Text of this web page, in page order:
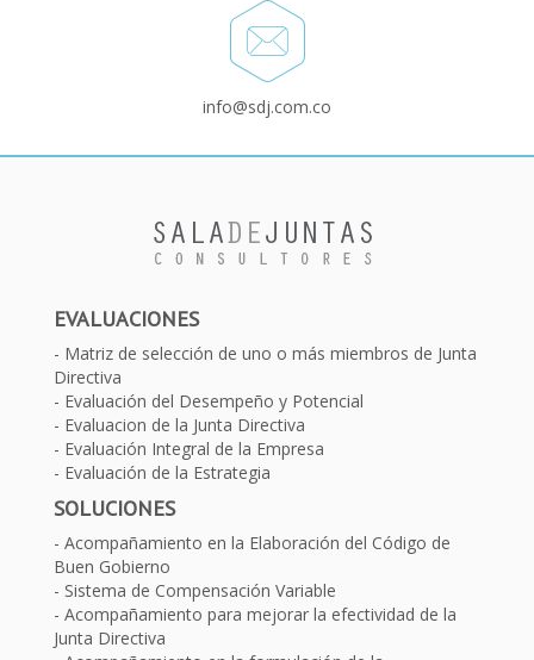
info@sdj.com.co
EVALUACIONES
Matriz de selección de uno o más miembros de Junta
Directiva
Evaluación del Desempeño y Potencial
Evaluacion de la Junta Directiva
Evaluación Integral de la Empresa
Evaluación de la Estrategia
SOLUCIONES
Acompañamiento en la Elaboración del Código de
Buen Gobierno
Sistema de Compensación Variable
Acompañamiento para mejorar la efectividad de la
Junta Directiva